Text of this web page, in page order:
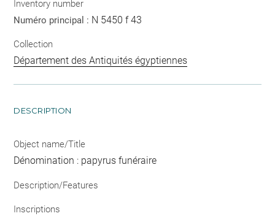
Inventory number
Numéro principal : N 5450 f 43
Collection
Département des Antiquités égyptiennes
DESCRIPTION
Object name/Title
Dénomination : papyrus funéraire
Description/Features
Inscriptions